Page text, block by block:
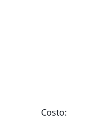
Costo: